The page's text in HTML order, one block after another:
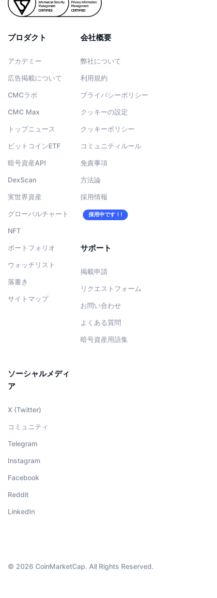
プロダクト
アカデミー
広告掲載について
CMCラボ
CMC Max
トップニュース
ビットコインETF
暗号資産API
DexScan
実世界資産
グローバルチャート
NFT
ポートフォリオ
ウォッチリスト
落書き
サイトマップ
会社概要
弊社について
利用規約
プライバシーポリシー
クッキーの設定
クッキーポリシー
コミュニティルール
免責事項
方法論
採用情報
採用中です！!
サポート
掲載申請
リクエストフォーム
お問い合わせ
よくある質問
暗号資産用語集
ソーシャルメディ
ア
X (Twitter)
コミュニティ
Telegram
Instagram
Facebook
Reddit
LinkedIn
© 2026 CoinMarketCap. All Rights Reserved.